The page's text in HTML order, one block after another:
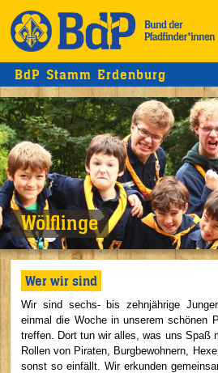
BdP Stamm Erdenburg
Wölflinge
Wer wir sind
Wir sind sechs- bis zehnjährige
einmal die Woche in unserem schönen
treffen. Dort tun wir alles, was uns Spaß
Rollen von Piraten, Burgbewohnern,
sonst so einfällt. Wir erkunden